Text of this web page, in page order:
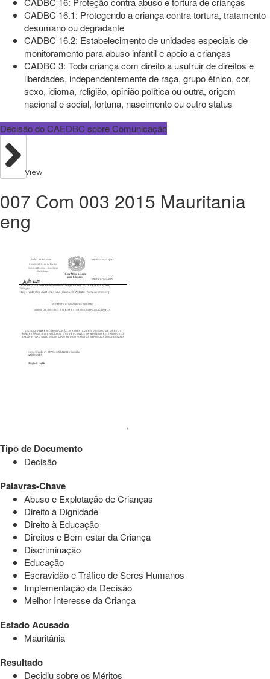
CADBC 16.1: Protegendo a criança contra tortura, tratamento
desumano ou degradante
CADBC 16.2: Estabelecimento de unidades especiais de
monitoramento para abuso infantil e apoio a crianças
CADBC 3: Toda criança com direito a usufruir de direitos e
liberdades, independentemente de raça, grupo étnico, cor,
sexo, idioma, religião, opinião política ou outra, origem
nacional e social, fortuna, nascimento ou outro status
Decisão do CAEDBC sobre Comunicação
View
007 Com 003 2015 Mauritania
eng
Tipo de Documento
Decisão
Palavras-Chave
Abuso e Explotação de Crianças
Direito à Dignidade
Direito à Educação
Direitos e Bem-estar da Criança
Discriminação
Educação
Escravidão e Tráfico de Seres Humanos
Implementação da Decisão
Melhor Interesse da Criança
Estado Acusado
Mauritânia
Resultado
Decidiu sobre os Méritos